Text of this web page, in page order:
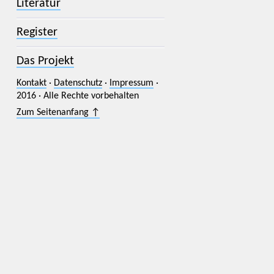
Literatur
Register
Das Projekt
Kontakt· Datenschutz· Impressum ·
2016 · Alle Rechte vorbehalten
Zum Seitenanfang ↑